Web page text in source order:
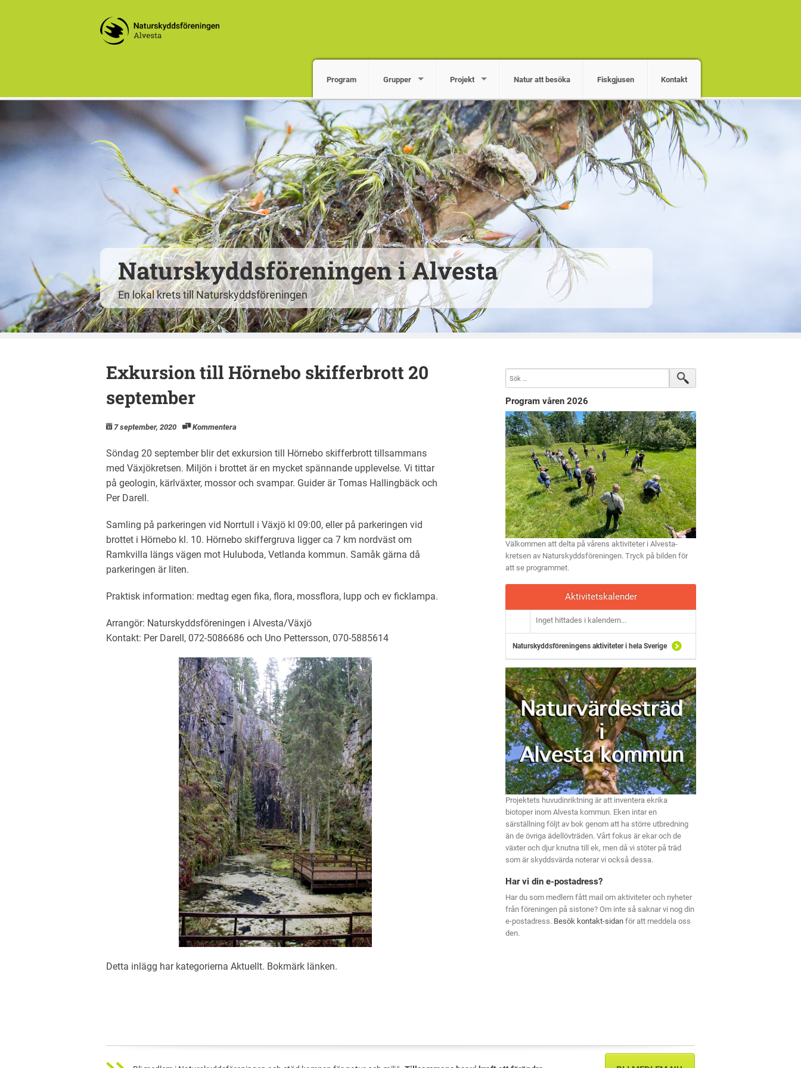
Program Grupper Projekt Natur att besöka Fiskgjusen Kontakt
Naturskyddsföreningen i Alvesta
En lokal krets till Naturskyddsföreningen
Exkursion till Hörnebo skifferbrott 20
september
7 september, 2020 Kommentera
Söndag 20 september blir det exkursion till Hörnebo skifferbrott tillsammans
med Växjökretsen. Miljön i brottet är en mycket spännande upplevelse. Vi tittar
på geologin, kärlväxter, mossor och svampar. Guider är Tomas Hallingbäck och
Per Darell.
Samling på parkeringen vid Norrtull i Växjö kl 09:00, eller på parkeringen vid
brottet i Hörnebo kl. 10. Hörnebo skiffergruva ligger ca 7 km nordväst om
Ramkvilla längs vägen mot Huluboda, Vetlanda kommun. Samåk gärna då
parkeringen är liten.
Praktisk information: medtag egen fika, flora, mossflora, lupp och ev ficklampa.
Arrangör: Naturskyddsföreningen i Alvesta/Växjö
Kontakt: Per Darell, 072-5086686 och Uno Pettersson, 070-5885614
Detta inlägg har kategorierna Aktuellt. Bokmärk länken.
Program våren 2026
Välkommen att delta på vårens aktiviteter i Alvesta-
kretsen av Naturskyddsföreningen. Tryck på bilden för
att se programmet.
Aktivitetskalender
Inget hittades i kalendern...
Naturskyddsföreningens aktiviteter i hela Sverige
Projektets huvudinriktning är att inventera ekrika
biotoper inom Alvesta kommun. Eken intar en
särställning följt av bok genom att ha större utbredning
än de övriga ädellövträden. Vårt fokus är ekar och de
växter och djur knutna till ek, men då vi stöter på träd
som är skyddsvärda noterar vi också dessa.
Har vi din e-postadress?
Har du som medlem fått mail om aktiviteter och nyheter
från föreningen på sistone? Om inte så saknar vi nog din
e-postadress. Besök kontakt-sidan för att meddela oss
den.